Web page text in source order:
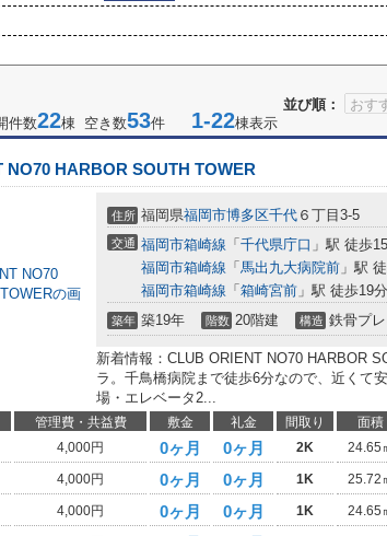
並び順：
件数22棟 空き数53件 1-22棟表示
NO70 HARBOR SOUTH TOWER
住所 福岡県福岡市博多区千代 ６丁目3-5
交通 福岡市箱崎線 「 千代県庁口 」駅 徒歩
福岡市箱崎線 「 馬出九大病院前 」駅
福岡市箱崎線 「 箱崎宮前 」駅 徒歩19分
築年 築19年 階数 20階建 構造 鉄骨プ
新着情報：CLUB ORIENT NO70 HARBOR
ラ。千鳥橋病院まで徒歩6分なので、近くて
場・エレベータ2...
管理費・共益費 敷金 礼金 間取り 面積
4,000円 0ヶ月 0ヶ月 2K 24.65
4,000円 0ヶ月 0ヶ月 1K 25.72
4,000円 0ヶ月 0ヶ月 1K 24.65